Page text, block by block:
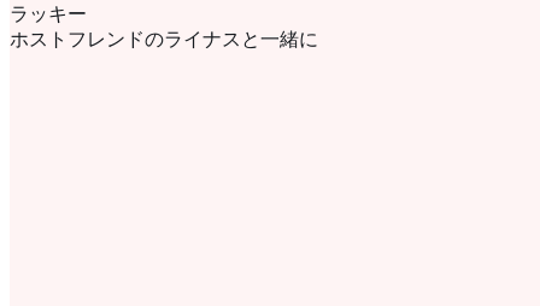
ラッキー
ホストフレンドのライナスと一緒に